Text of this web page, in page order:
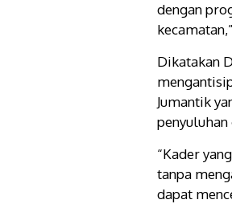
dengan
Dikatakan
Jumantik
penyuluhan
“Kader
tanpa
dapat